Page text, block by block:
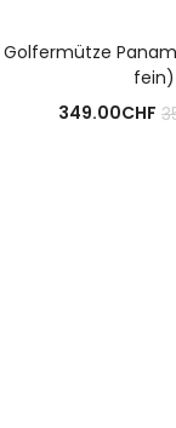
Golfermütze
fein)
349.00CHF